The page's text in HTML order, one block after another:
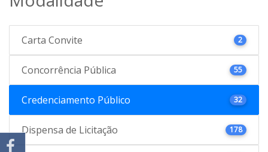
Carta Convite 2
Concorrência Pública 55
Credenciamento Público 32
Dispensa de Licitação 178